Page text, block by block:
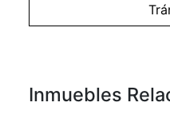
Inmuebles